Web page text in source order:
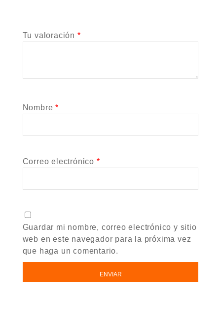
Tu valoración *
Nombre*
Correo electrónico *
Guardar mi nombre, correo electrónico y sitio
web en este navegador para la próxima vez
que haga un comentario.